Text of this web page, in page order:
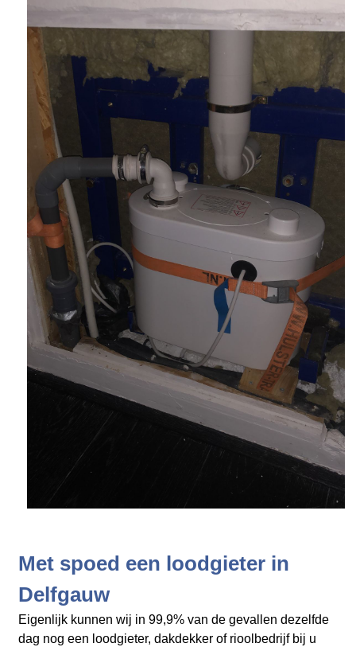
Met spoed een loodgieter in
Delfgauw
Eigenlijk kunnen wij in 99,9% van de gevallen dezelfde
dag nog een loodgieter, dakdekker of rioolbedrijf bij u